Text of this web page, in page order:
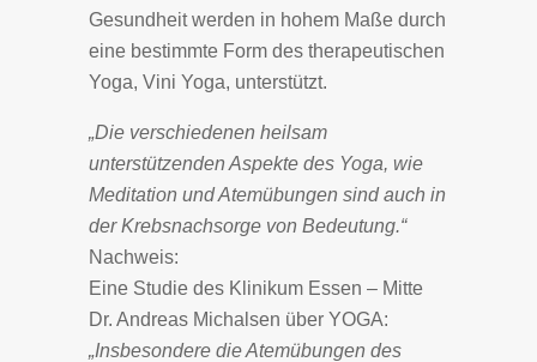
Gesundheit werden in hohem Maße durch
eine bestimmte Form des therapeutischen
Yoga, Vini Yoga, unterstützt.
„Die verschiedenen heilsam
unterstützenden Aspekte des Yoga, wie
Meditation und Atemübungen sind auch in
der Krebsnachsorge von Bedeutung.“
Nachweis:
Eine Studie des Klinikum Essen – Mitte
Dr. Andreas Michalsen über YOGA:
„Insbesondere die Atemübungen des